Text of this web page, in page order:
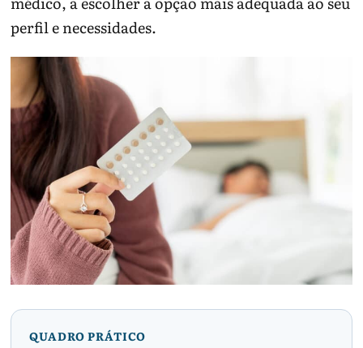
perfil e necessidades.
QUADRO PRÁTICO